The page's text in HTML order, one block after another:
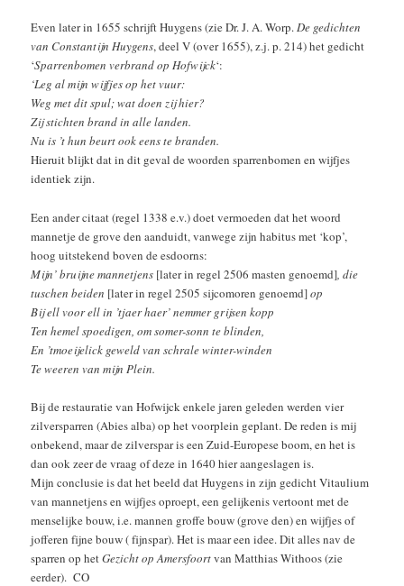
Even later in 1655 schrijft Huygens (zie Dr. J. A. Worp.De gedichten
van Constantijn Huygens, deel V (over 1655), z.j. p. 214) het gedicht
‘Sparrenbomen verbrand op Hofwijck‘:
‘Leg al mijn wijfjes op het vuur:
Weg met dit spul; wat doen zij hier?
Zij stichten brand in alle landen.
Nu is ’t hun beurt ook eens te branden.
Hieruit blijkt dat in dit geval de woorden sparrenbomen en wijfjes
identiek zijn.
Een ander citaat (regel 1338 e.v.) doet vermoeden dat het woord
mannetje de grove den aanduidt, vanwege zijn habitus met ‘kop’,
hoog uitstekend boven de esdoorns:
Mijn’ bruijne mannetjens [later in regel 2506 masten genoemd] , die
tuschen beiden [later in regel 2505 sijcomoren genoemd]op
Bij ell voor ell in ’tjaer haer’ nemmer grijsen kopp
Ten hemel spoedigen, om somer-sonn te blinden,
En ’tmoeijelick geweld van schrale winter-winden
Te weeren van mijn Plein.
Bij de restauratie van Hofwijck enkele jaren geleden werden vier
zilversparren (Abies alba) op het voorplein geplant. De reden is mij
onbekend, maar de zilverspar is een Zuid-Europese boom, en het is
dan ook zeer de vraag of deze in 1640 hier aangeslagen is.
Mijn conclusie is dat het beeld dat Huygens in zijn gedicht Vitaulium
van mannetjens en wijfjes oproept, een gelijkenis vertoont met de
menselijke bouw, i.e. mannen groffe bouw (grove den) en wijfjes of
jofferen fijne bouw ( fijnspar). Het is maar een idee. Dit alles nav de
sparren op hetGezicht op Amersfoortvan Matthias Withoos (zie
eerder). CO